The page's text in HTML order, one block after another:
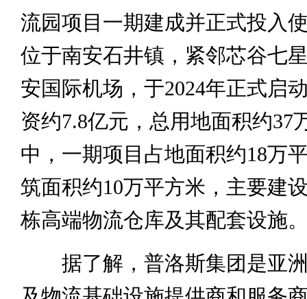
流园项目一期建成并正式投入
位于南安石井镇，紧邻芯谷七
安国际机场，于2024年正式启
资约7.8亿元，总用地面积约37
中，一期项目占地面积约18万
筑面积约10万平方米，主要建
栋高端物流仓库及其配套设施
据了解，普洛斯集团是亚洲